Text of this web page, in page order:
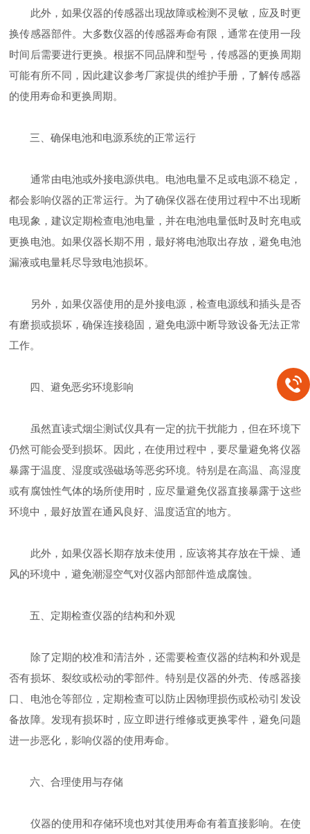
此外，如果仪器的传感器出现故障或检测不灵敏，应及时更
换传感器部件。大多数仪器的传感器寿命有限，通常在使用一段
时间后需要进行更换。根据不同品牌和型号，传感器的更换周期
可能有所不同，因此建议参考厂家提供的维护手册，了解传感器
的使用寿命和更换周期。
三、确保电池和电源系统的正常运行
通常由电池或外接电源供电。电池电量不足或电源不稳定，
都会影响仪器的正常运行。为了确保仪器在使用过程中不出现断
电现象，建议定期检查电池电量，并在电池电量低时及时充电或
更换电池。如果仪器长期不用，最好将电池取出存放，避免电池
漏液或电量耗尽导致电池损坏。
另外，如果仪器使用的是外接电源，检查电源线和插头是否
有磨损或损坏，确保连接稳固，避免电源中断导致设备无法正常
工作。
四、避免恶劣环境影响
虽然直读式烟尘测试仪具有一定的抗干扰能力，但在环境下
仍然可能会受到损坏。因此，在使用过程中，要尽量避免将仪器
暴露于温度、湿度或强磁场等恶劣环境。特别是在高温、高湿度
或有腐蚀性气体的场所使用时，应尽量避免仪器直接暴露于这些
环境中，最好放置在通风良好、温度适宜的地方。
此外，如果仪器长期存放未使用，应该将其存放在干燥、通
风的环境中，避免潮湿空气对仪器内部部件造成腐蚀。
五、定期检查仪器的结构和外观
除了定期的校准和清洁外，还需要检查仪器的结构和外观是
否有损坏、裂纹或松动的零部件。特别是仪器的外壳、传感器接
口、电池仓等部位，定期检查可以防止因物理损伤或松动引发设
备故障。发现有损坏时，应立即进行维修或更换零件，避免问题
进一步恶化，影响仪器的使用寿命。
六、合理使用与存储
仪器的使用和存储环境也对其使用寿命有着直接影响。在使